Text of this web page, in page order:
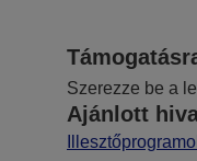
Szerezze be a
Ajánlott